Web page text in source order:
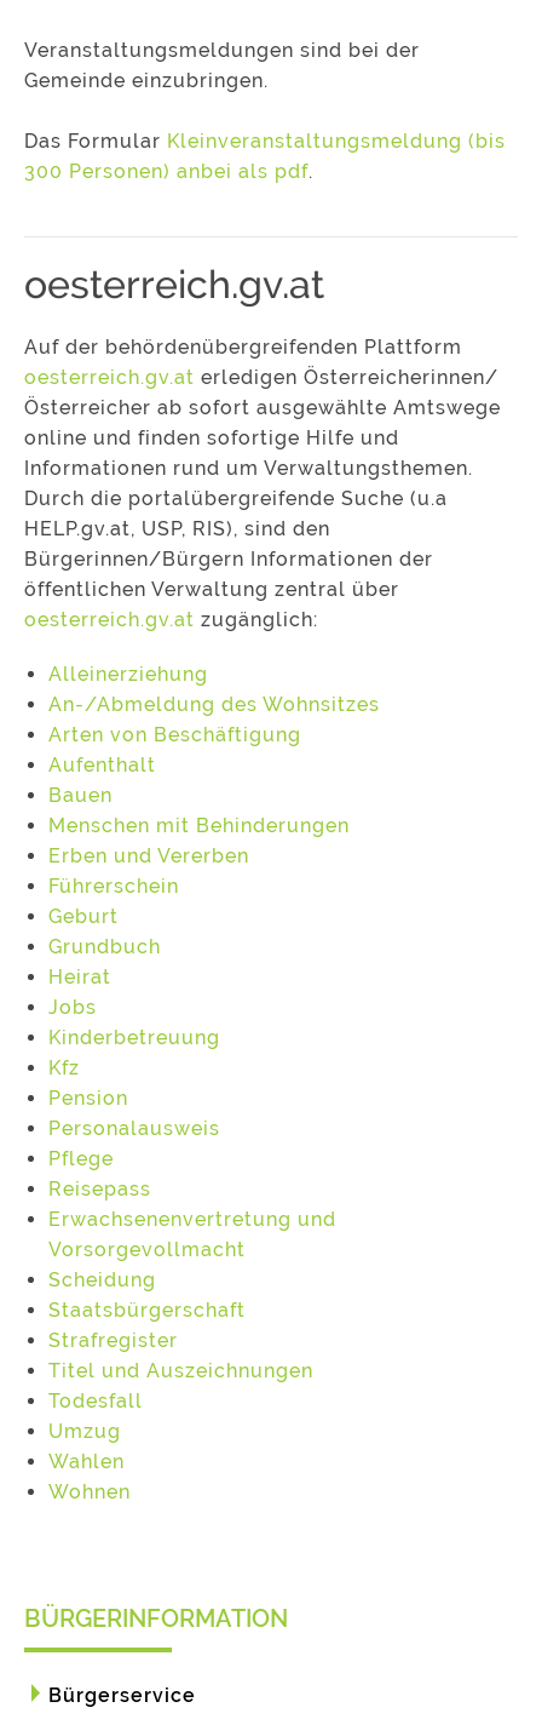
Veranstaltungsmeldungen sind bei der
Gemeinde einzubringen.
Das Formular Kleinveranstaltungsmeldung (bis
300 Personen) anbei als pdf.
oesterreich.gv.at
Auf der behördenübergreifenden Plattform
oesterreich.gv.at erledigen Österreicherinnen/
Österreicher ab sofort ausgewählte Amtswege
online und finden sofortige Hilfe und
Informationen rund um Verwaltungsthemen.
Durch die portalübergreifende Suche (u.a
HELP.gv.at, USP, RIS), sind den
Bürgerinnen/Bürgern Informationen der
öffentlichen Verwaltung zentral über
oesterreich.gv.at zugänglich:
Alleinerziehung
An-/Abmeldung des Wohnsitzes
Arten von Beschäftigung
Aufenthalt
Bauen
Menschen mit Behinderungen
Erben und Vererben
Führerschein
Geburt
Grundbuch
Heirat
Jobs
Kinderbetreuung
Kfz
Pension
Personalausweis
Pflege
Reisepass
Erwachsenenvertretung und
Vorsorgevollmacht
Scheidung
Staatsbürgerschaft
Strafregister
Titel und Auszeichnungen
Todesfall
Umzug
Wahlen
Wohnen
BÜRGERINFORMATION
Bürgerservice